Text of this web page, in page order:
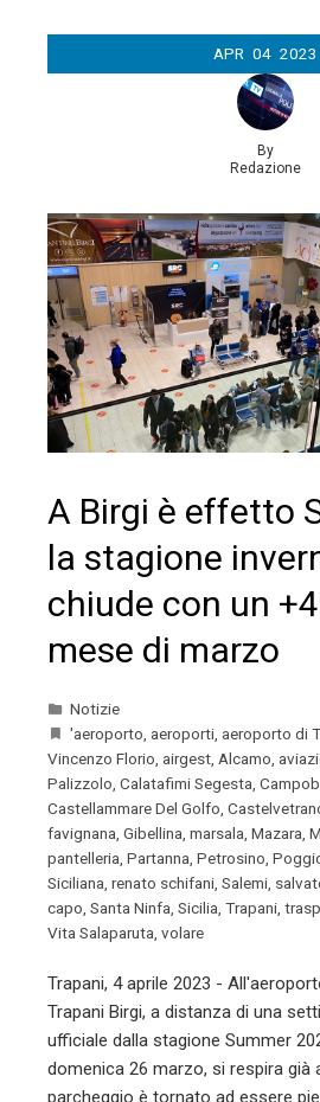
APR 04 2023
By
Redazione
A Birgi è effetto
la stagione
chiude con un
mese di marzo
Notizie
'aeroporto aeroporti aeroporto di
Vincenzo Florio airgest Alcamo
Palizzolo Calatafimi Segesta
Castellammare Del Golfo
favignana Gibellina marsala Mazara
pantelleria Partanna Petrosino
Siciliana renato schifani Salemi
capo Santa Ninfa Sicilia Trapani
Vita Salaparuta volare
Trapani, 4 aprile 2023 -
Trapani Birgi, a distanza di una
ufficiale dalla stagione Summer
domenica 26 marzo, si respira già
parcheggio è tornato ad essere